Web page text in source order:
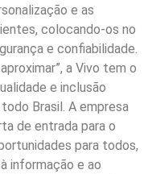
e as
colocando-os no
e confiabilidade.
a Vivo tem o
e inclusão
Brasil. A empresa
de entrada para o
para todos,
informação e ao